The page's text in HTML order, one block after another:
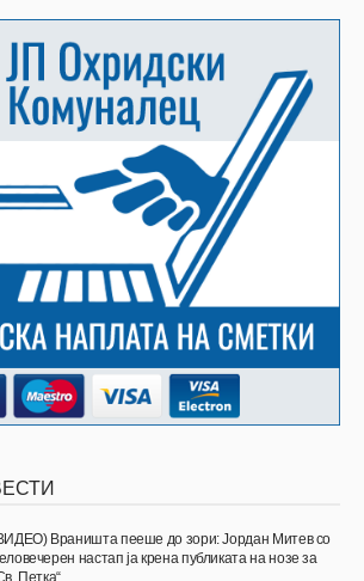
Враништа пееше до зори: Јордан Митев со
настап ја крена публиката на нозе за
Петка“